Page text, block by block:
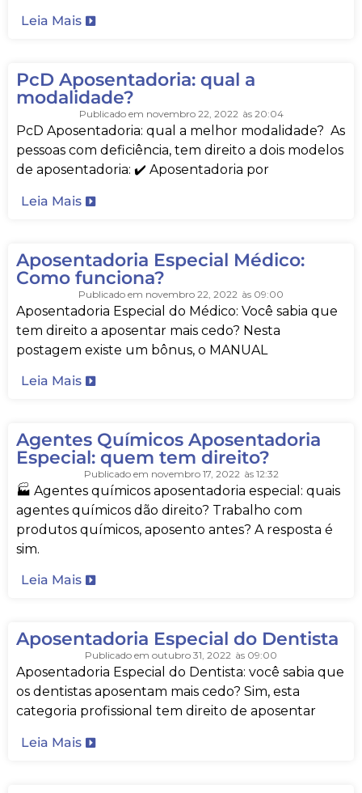
Leia Mais
PcD Aposentadoria: qual a
modalidade?
Publicado em novembro 22, 2022 às 20:04
PcD Aposentadoria: qual a melhor modalidade? As
pessoas com deficiência, tem direito a dois modelos
de aposentadoria: ✔️ Aposentadoria por
Leia Mais
Aposentadoria Especial Médico:
Como funciona?
Publicado em novembro 22, 2022 às 09:00
Aposentadoria Especial do Médico: Você sabia que
tem direito a aposentar mais cedo? Nesta
postagem existe um bônus, o MANUAL
Leia Mais
Agentes Químicos Aposentadoria
Especial: quem tem direito?
Publicado em novembro 17, 2022 às 12:32
🏭 Agentes químicos aposentadoria especial: quais
agentes químicos dão direito? Trabalho com
produtos químicos, aposento antes? A resposta é
sim.
Leia Mais
Aposentadoria Especial do Dentista
Publicado em outubro 31, 2022 às 09:00
Aposentadoria Especial do Dentista: você sabia que
os dentistas aposentam mais cedo? Sim, esta
categoria profissional tem direito de aposentar
Leia Mais